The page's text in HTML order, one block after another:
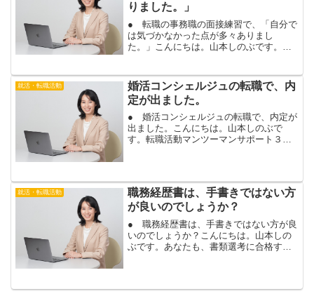
りました。」
● 転職の事務職の面接練習で、「自分で
は気づかなかった点が多々ありまし
た。」こんにちは。山本しのぶです。あ
接に落ちた場合も、企業から理由を教え
てもらえないことが、ほとん...
就活・転職活動
婚活コンシェルジュの転職で、内
定が出ました。
● 婚活コンシェルジュの転職で、内定が
出ました。こんにちは。山本しのぶで
す。転職活動マンツーマンサポート３か
今回のお客様は、転職活動...
就活・転職活動
職務経歴書は、手書きではない方
が良いのでしょうか？
● 職務経歴書は、手書きではない方が良
いのでしょうか？こんにちは。山本しの
ぶです。あなたも、書類選考に合格す
押さえて、職務経歴書を作...